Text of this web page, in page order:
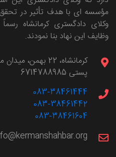
وکلای دادگستری کرمانشاه
وظایف این نهاد بنا نمودند.
پستی 6714788985
083-38461444
083-38461442
083-38461604